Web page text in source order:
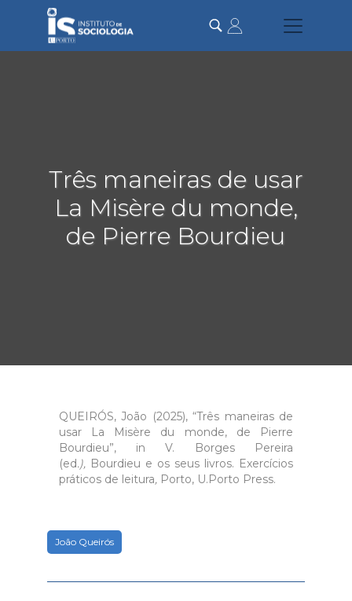
conteúdo
Três maneiras de usar
La Misère du monde,
de Pierre Bourdieu
QUEIRÓS, João (2025), “Três maneiras de
usar La Misère du monde, de Pierre
Bourdieu”, in V. Borges Pereira
(ed.), Bourdieu e os seus livros. Exercícios
práticos de leitura, Porto, U.Porto Press.
João Queirós